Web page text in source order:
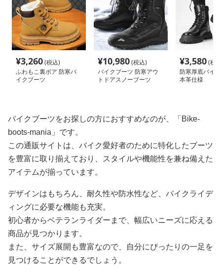
¥3,260(税込)
ふわもこ裏ボア 防寒バ
イクブーツ
¥10,980(税込)
バイクブーツ 防寒アウ
トドアスノーブーツ
¥3,580(税
防寒厚底バイ
本革仕様
バイクブーツをお探しの方におすすめなのが、「Bike-
boots-mania」です。
この通販サイトは、バイク愛好者のために特化したブーツ
を豊富に取り揃えており、スタイルや機能性を兼ね備えた
アイテムが揃っています。
デザインはもちろん、耐久性や防水性など、バイクライデ
ィングに必要な機能も充実。
初心者からベテランライダーまで、幅広いニーズに応える
商品が見つかります。
また、サイズ展開も豊富なので、自分にぴったりの一足を
見つけることができるでしょう。